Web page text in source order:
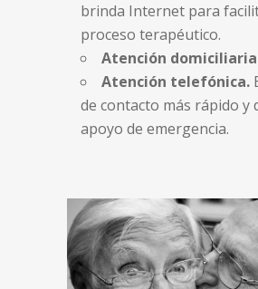
brinda Internet para
proceso terapéutico.
Atención
Atención telefónica.
de contacto más rápido y
apoyo de emergencia.